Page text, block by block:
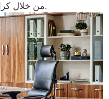
من خلال كراسي المكاتب المريحة المميزة.